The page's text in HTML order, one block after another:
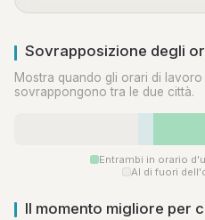
Sovrapposizione degli
Mostra quando gli orari di lavoro
sovrappongono tra le due città.
Entrambi in orario
Al di fuori
Il momento migliore per